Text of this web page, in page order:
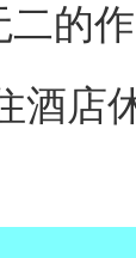
的
酒店